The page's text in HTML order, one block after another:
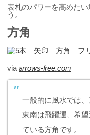
表札のパワーを高めた
う。
方角
via arrows-free.com
一般的に風水では、
東南は飛躍運、希
ている方角です。